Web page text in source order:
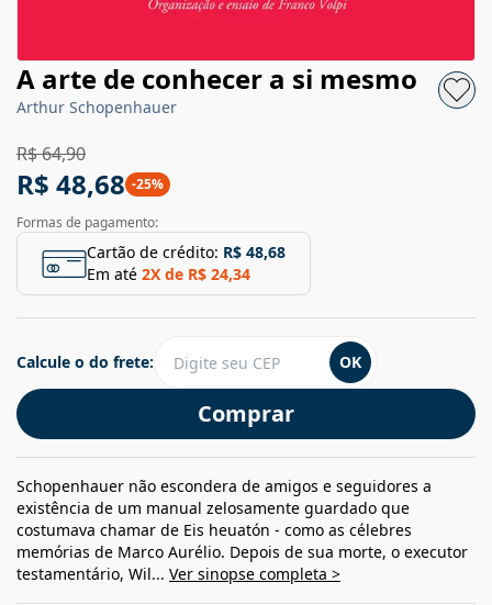
A arte de conhecer a si mesmo
Arthur Schopenhauer
R$ 64,90
R$ 48,68 -25%
Formas de pagamento:
Cartão de crédito: R$ 48,68
Em até 2X de R$ 24,34
Comprar
Calcule o do frete: OK
Schopenhauer não escondera de amigos e seguidores a
existência de um manual zelosamente guardado que
costumava chamar de Eis heuatón - como as célebres
memórias de Marco Aurélio. Depois de sua morte, o executor
testamentário, Wil... Ver sinopse completa >